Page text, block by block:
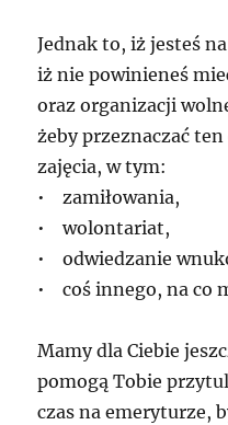
Jednak to, iż jesteś
iż nie powinieneś
oraz organizacji
żeby przeznaczać
zajęcia, w tym:
• zamiłowania,
• wolontariat,
• odwiedzanie
• coś innego, na co
Mamy dla Ciebie
pomogą Tobie
czas na emeryturze,